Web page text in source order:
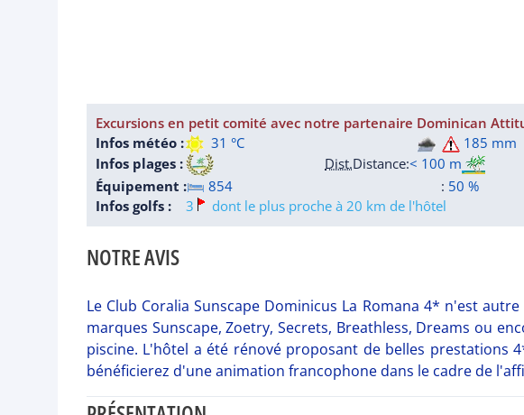
Excursions en petit comité avec notre partenaire Dominican
Infos météo :
31 °C 185 mm
Infos plages :
Dist.Distance:< 100 m
Équipement :
854 : 50 %
Infos golfs :
3 dont le plus proche à 20 km de l'hôtel
NOTRE AVIS
Le Club Coralia Sunscape Dominicus La Romana 4* n'est
marques Sunscape, Zoetry, Secrets, Breathless, Dreams ou
piscine. L'hôtel a été rénové proposant de belles prestations
bénéficierez d'une animation francophone dans le cadre de